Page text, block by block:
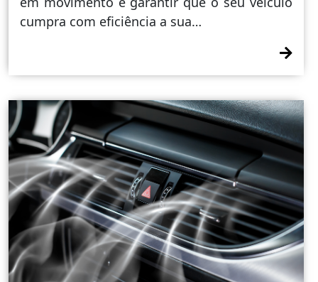
cumpra com eficiência a sua…